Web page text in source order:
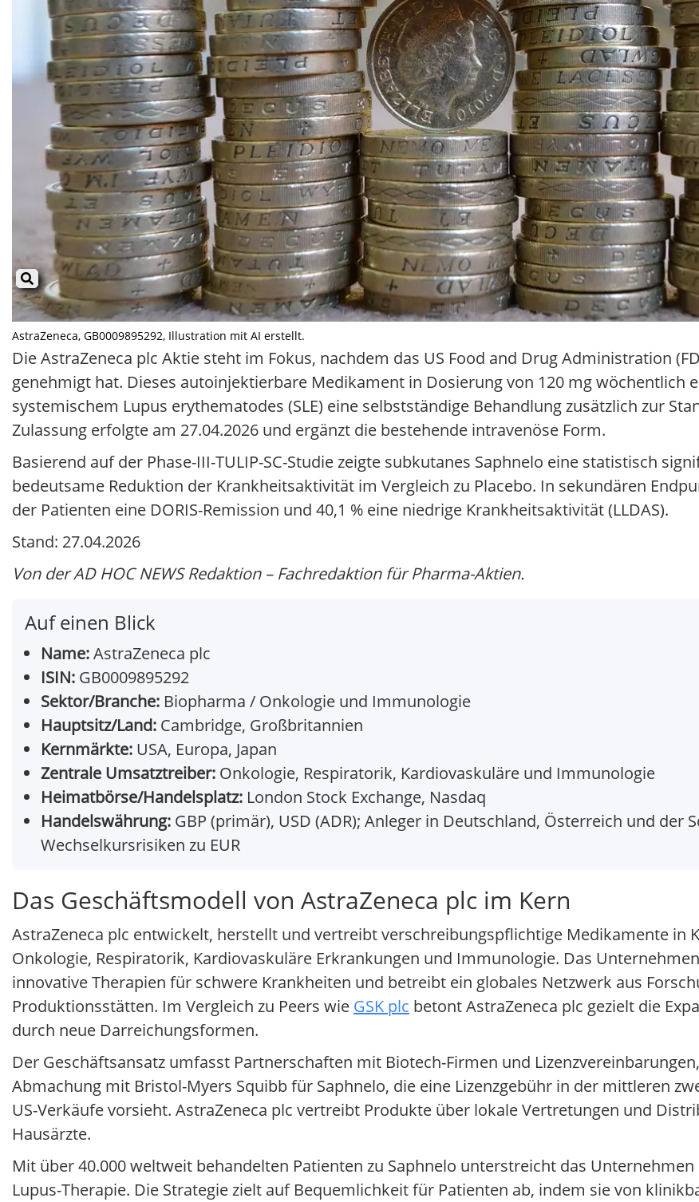
AstraZeneca, GB0009895292, Illustration mit AI erstellt.
Die AstraZeneca plc Aktie steht im Fokus, nachdem das US Food and Drug Administration
genehmigt hat. Dieses autoinjektierbare Medikament in Dosierung von 120 mg wöchentlich
systemischem Lupus erythematodes (SLE) eine selbstständige Behandlung zusätzlich zur
Zulassung erfolgte am 27.04.2026 und ergänzt die bestehende intravenöse Form.
Basierend auf der Phase-III-TULIP-SC-Studie zeigte subkutanes Saphnelo eine statistisch
bedeutsame Reduktion der Krankheitsaktivität im Vergleich zu Placebo. In sekundären
der Patienten eine DORIS-Remission und 40,1 % eine niedrige Krankheitsaktivität (LLDAS).
Stand: 27.04.2026
Von der AD HOC NEWS Redaktion – Fachredaktion für Pharma-Aktien.
Auf einen Blick
Name:AstraZeneca plc
ISIN: GB0009895292
Sektor/Branche: Biopharma / Onkologie und Immunologie
Hauptsitz/Land: Cambridge, Großbritannien
Kernmärkte: USA, Europa, Japan
Zentrale Umsatztreiber: Onkologie, Respiratorik, Kardiovaskuläre und Immunologie
Heimatbörse/Handelsplatz: London Stock Exchange, Nasdaq
Handelswährung: GBP (primär), USD (ADR); Anleger in Deutschland, Österreich und der
Wechselkursrisiken zu EUR
Das Geschäftsmodell von AstraZeneca plc im Kern
AstraZeneca plc entwickelt, herstellt und vertreibt verschreibungspflichtige Medikamente in
Onkologie, Respiratorik, Kardiovaskuläre Erkrankungen und Immunologie. Das
innovative Therapien für schwere Krankheiten und betreibt ein globales Netzwerk aus
Produktionsstätten. Im Vergleich zu Peers wie GSK plc betont AstraZeneca plc gezielt die
durch neue Darreichungsformen.
Der Geschäftsansatz umfasst Partnerschaften mit Biotech-Firmen und
Abmachung mit Bristol-Myers Squibb für Saphnelo, die eine Lizenzgebühr in der mittleren
US-Verkäufe vorsieht. AstraZeneca plc vertreibt Produkte über lokale Vertretungen und
Hausärzte.
Mit über 40.000 weltweit behandelten Patienten zu Saphnelo unterstreicht das
Lupus-Therapie. Die Strategie zielt auf Bequemlichkeit für Patienten ab, indem sie von